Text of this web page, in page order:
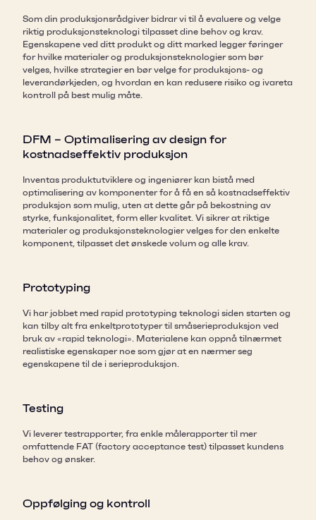
Som din produksjonsrådgiver bidrar vi til å evaluere og velge
riktig produksjonsteknologi tilpasset dine behov og krav.
Egenskapene ved ditt produkt og ditt marked legger føringer
for hvilke materialer og produksjonsteknologier som bør
velges, hvilke strategier en bør velge for produksjons- og
leverandørkjeden, og hvordan en kan redusere risiko og ivareta
kontroll på best mulig måte.
DFM – Optimalisering av design for
kostnadseffektiv produksjon
Inventas produktutviklere og ingeniører kan bistå med
optimalisering av komponenter for å få en så kostnadseffektiv
produksjon som mulig, uten at dette går på bekostning av
styrke, funksjonalitet, form eller kvalitet. Vi sikrer at riktige
materialer og produksjonsteknologier velges for den enkelte
komponent, tilpasset det ønskede volum og alle krav.
Prototyping
Vi har jobbet med rapid prototyping teknologi siden starten og
kan tilby alt fra enkeltprototyper til småserieproduksjon ved
bruk av «rapid teknologi». Materialene kan oppnå tilnærmet
realistiske egenskaper noe som gjør at en nærmer seg
egenskapene til de i serieproduksjon.
Testing
Vi leverer testrapporter, fra enkle målerapporter til mer
omfattende FAT (factory acceptance test) tilpasset kundens
behov og ønsker.
Oppfølging og kontroll